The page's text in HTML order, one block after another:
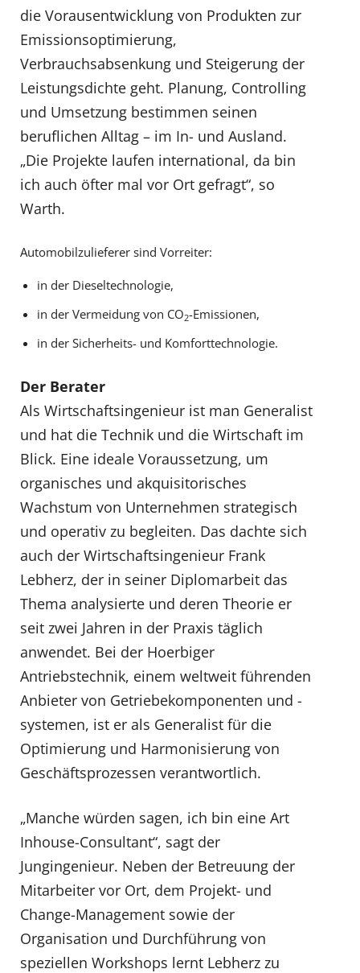
die Vorausentwicklung von Produkten zur
Emissionsoptimierung,
Verbrauchsabsenkung und Steigerung der
Leistungsdichte geht. Planung, Controlling
und Umsetzung bestimmen seinen
beruflichen Alltag – im In- und Ausland.
„Die Projekte laufen international, da bin
ich auch öfter mal vor Ort gefragt“, so
Warth.
Automobilzulieferer sind Vorreiter:
in der Dieseltechnologie,
in der Vermeidung von CO2-Emissionen,
in der Sicherheits- und Komforttechnologie.
Der Berater
Als Wirtschaftsingenieur ist man Generalist
und hat die Technik und die Wirtschaft im
Blick. Eine ideale Voraussetzung, um
organisches und akquisitorisches
Wachstum von Unternehmen strategisch
und operativ zu begleiten. Das dachte sich
auch der Wirtschaftsingenieur Frank
Lebherz, der in seiner Diplomarbeit das
Thema analysierte und deren Theorie er
seit zwei Jahren in der Praxis täglich
anwendet. Bei der Hoerbiger
Antriebstechnik, einem weltweit führenden
Anbieter von Getriebekomponenten und -
systemen, ist er als Generalist für die
Optimierung und Harmonisierung von
Geschäftsprozessen verantwortlich.
„Manche würden sagen, ich bin eine Art
Inhouse-Consultant“, sagt der
Jungingenieur. Neben der Betreuung der
Mitarbeiter vor Ort, dem Projekt- und
Change-Management sowie der
Organisation und Durchführung von
speziellen Workshops lernt Lebherz zu